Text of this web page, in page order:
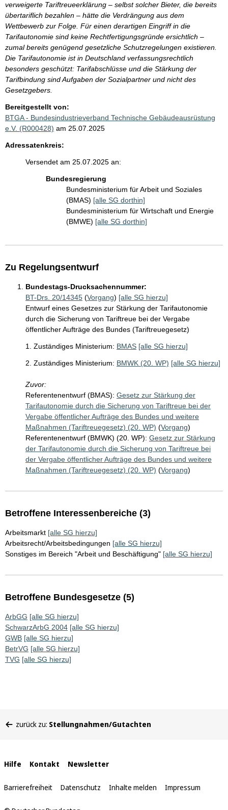
verweigerte Tariftreueerklärung – selbst solcher Bieter, die bereits
übertariflich bezahlen – hätte die Verdrängung aus dem
Wettbewerb zur Folge. Für einen derartigen Eingriff in die
Tarifautonomie sind keine Rechtfertigungsgründe ersichtlich –
zumal bereits genügend gesetzliche Schutzregelungen existieren.
Die Tarifautonomie ist in Deutschland verfassungsrechtlich
besonders geschützt: Tarifabschlüsse und die Stärkung der
Tarifbindung sind Aufgaben der Sozialpartner und nicht des
Gesetzgebers.
Bereitgestellt von:
BTGA - Bundesindustrieverband Technische Gebäudeausrüstung
e.V. (R000428) am 25.07.2025
Adressatenkreis:
Versendet am 25.07.2025 an:
Bundesregierung
Bundesministerium für Arbeit und Soziales
(BMAS) [alle SG dorthin]
Bundesministerium für Wirtschaft und Energie
(BMWE) [alle SG dorthin]
Zu Regelungsentwurf
Bundestags-Drucksachennummer:
BT-Drs. 20/14345 (Vorgang) [alle SG hierzu]
Entwurf eines Gesetzes zur Stärkung der Tarifautonomie
durch die Sicherung von Tariftreue bei der Vergabe
öffentlicher Aufträge des Bundes (Tariftreuegesetz)
1. Zuständiges Ministerium: BMAS [alle SG hierzu]
2. Zuständiges Ministerium: BMWK (20. WP) [alle SG hierzu]
Zuvor:
Referentenentwurf (BMAS): Gesetz zur Stärkung der
Tarifautonomie durch die Sicherung von Tariftreue bei der
Vergabe öffentlicher Aufträge des Bundes und weitere
Maßnahmen (Tariftreuegesetz) (20. WP) (Vorgang)
Referentenentwurf (BMWK) (20. WP): Gesetz zur Stärkung
der Tarifautonomie durch die Sicherung von Tariftreue bei
der Vergabe öffentlicher Aufträge des Bundes und weitere
Maßnahmen (Tariftreuegesetz) (20. WP) (Vorgang)
Betroffene Interessenbereiche (3)
Arbeitsmarkt [alle SG hierzu]
Arbeitsrecht/Arbeitsbedingungen [alle SG hierzu]
Sonstiges im Bereich "Arbeit und Beschäftigung" [alle SG hierzu]
Betroffene Bundesgesetze (5)
ArbGG [alle SG hierzu]
SchwarzArbG 2004 [alle SG hierzu]
GWB [alle SG hierzu]
BetrVG [alle SG hierzu]
TVG [alle SG hierzu]
befinden
zurück zu: Stellungnahmen/Gutachten
Interne
Links
Hilfe Kontakt Newsletter
Barrierefreiheit Datenschutz Inhalte melden Impressum